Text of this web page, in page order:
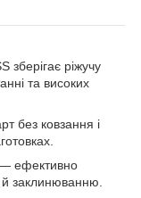
зберігає ріжучу
та високих
без ковзання і
ефективно
й заклинюванню.